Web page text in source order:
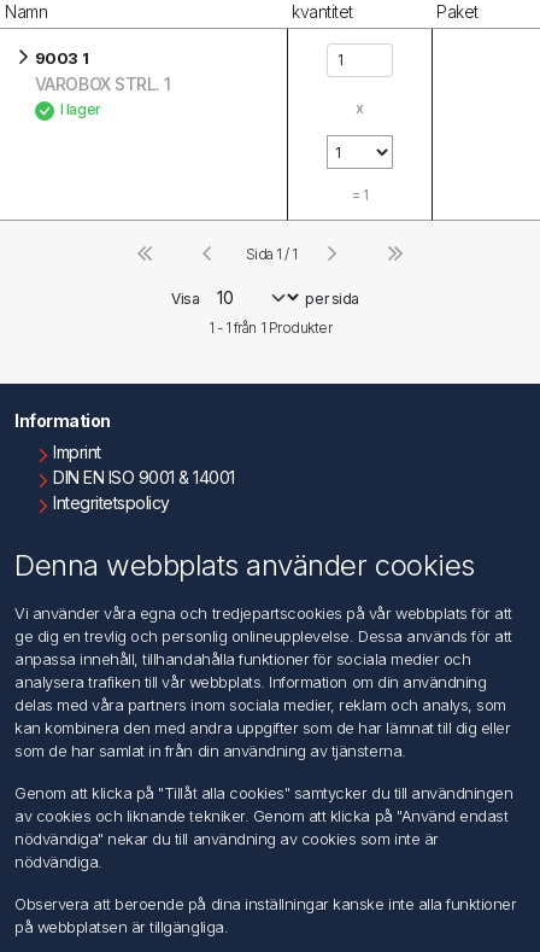
Namn
kvantitet
Paket
9003 1
VAROBOX STRL. 1
I lager x
= 1
Visa
per sida
1 - 1 från 1 Produkter
Sida 1 / 1
Information
Imprint
DIN EN ISO 9001 & 14001
Integritetspolicy
Kontakta oss
Kundtjänst
Sök
Mitt konto
Mina ordrar
Mina adresser
Följ oss
Denna webbplats använder cookies
Vi använder våra egna och tredjepartscookies på vår webbplats för att
ge dig en trevlig och personlig onlineupplevelse. Dessa används för att
anpassa innehåll, tillhandahålla funktioner för sociala medier och
analysera trafiken till vår webbplats. Information om din användning
delas med våra partners inom sociala medier, reklam och analys, som
kan kombinera den med andra uppgifter som de har lämnat till dig eller
som de har samlat in från din användning av tjänsterna.
Genom att klicka på "Tillåt alla cookies" samtycker du till användningen
av cookies och liknande tekniker. Genom att klicka på "Använd endast
nödvändiga" nekar du till användning av cookies som inte är
nödvändiga.
Observera att beroende på dina inställningar kanske inte alla funktioner
på webbplatsen är tillgängliga.